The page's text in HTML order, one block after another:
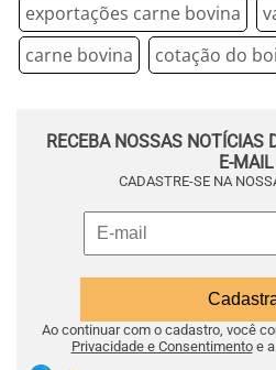
exportações carne bovina
carne bovina
cotação do boi
RECEBA NOSSAS NOTÍCIAS
E-MAIL
CADASTRE-SE NA
Ao continuar com o cadastro, você
Privacidade e Consentimentoe a